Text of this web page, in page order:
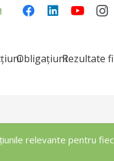
ObligațiuniRezultate
relevante pentru